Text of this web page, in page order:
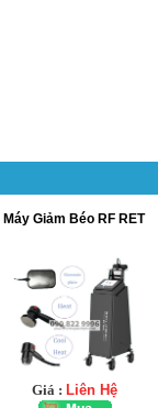
Máy Giảm Béo RF RET
Giá : Liên Hệ